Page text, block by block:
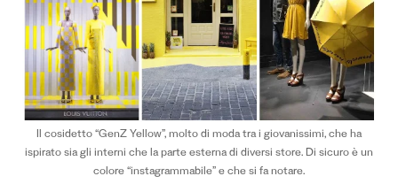
Il cosidetto “GenZ Yellow”, molto di moda tra i giovanissimi, che ha
ispirato sia gli interni che la parte esterna di diversi store. Di sicuro è un
colore “instagrammabile” e che si fa notare.